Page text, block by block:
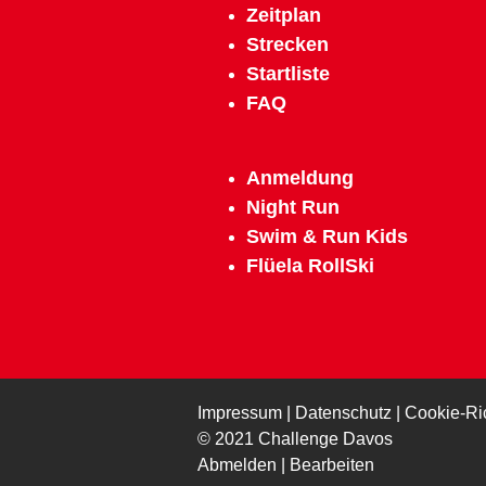
Zeitplan
Strecken
Startliste
FAQ
Anmeldung
Night Run
Swim & Run Kids
Flüela RollSki
Impressum Datenschutz Cookie-
© 2021 Challenge Davos
Abmelden
Bearbeiten